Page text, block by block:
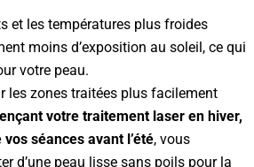
et les températures plus froides
moins d’exposition au soleil, ce qui
votre peau.
les zones traitées plus facilement
votre traitement laser en hiver,
séances avant l’été, vous
d’une peau lisse sans poils pour la